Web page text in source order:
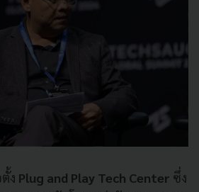
ง Plug and Play Tech Center ซึ่ง